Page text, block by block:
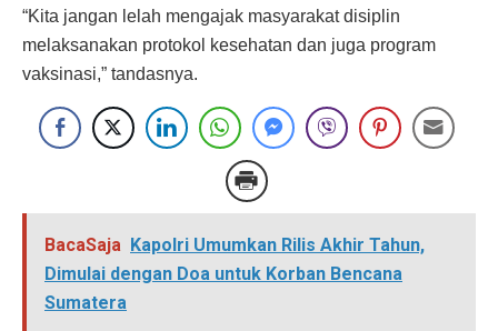
“Kita jangan lelah mengajak masyarakat disiplin
melaksanakan protokol kesehatan dan juga program
vaksinasi,” tandasnya.
BacaSaja Kapolri Umumkan Rilis Akhir Tahun,
Dimulai dengan Doa untuk Korban Bencana
Sumatera